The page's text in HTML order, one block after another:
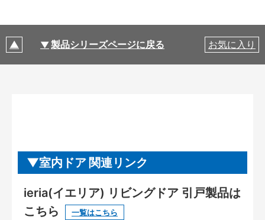
製品シリーズページに戻る お気に入り
室内ドア 関連リンク
ieria(イエリア) リビングドア 引戸製品は
こちら
一覧はこちら